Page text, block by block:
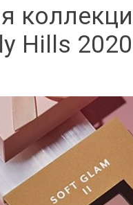
Hills 2020